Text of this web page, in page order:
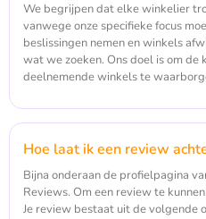
We begrijpen dat elke winkelier
vanwege onze specifieke focus
beslissingen nemen en winkels
wat we zoeken. Ons doel is om
deelnemende winkels te
Hoe laat ik een review
Bijna onderaan de profielpagina
Reviews. Om een review te
Je review bestaat uit de volgende